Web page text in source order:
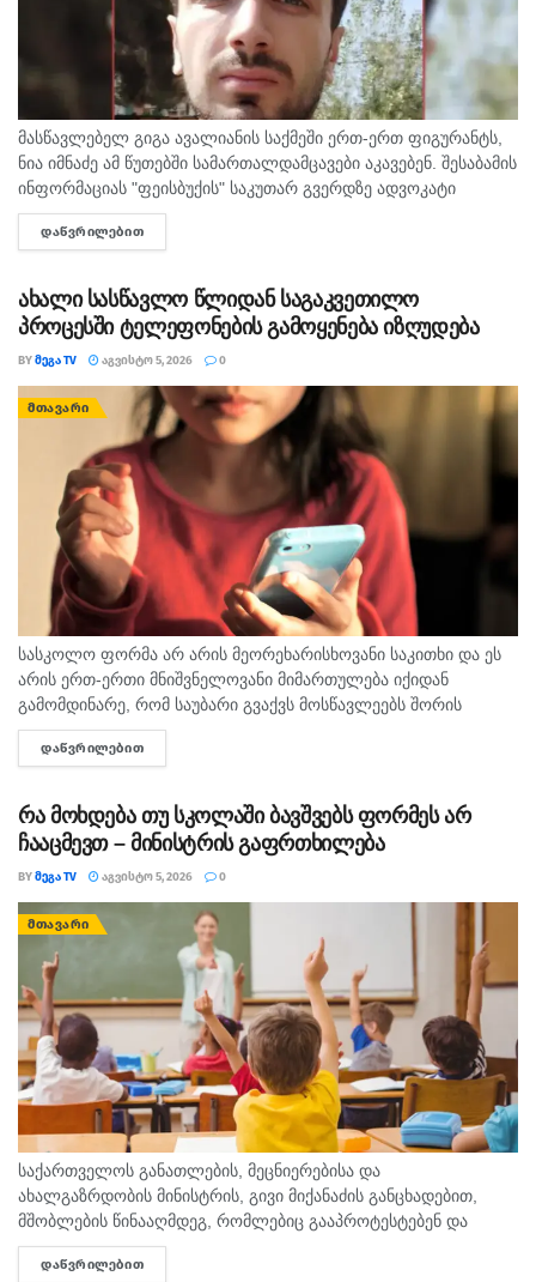
მასწავლებელ გიგა ავალიანის საქმეში ერთ-ერთ ფიგურანტს,
ნია იმნაძე ამ წუთებში სამართალდამცავები აკავებენ. შესაბამის
ინფორმაციას "ფეისბუქის" საკუთარ გვერდზე ადვოკატი
გიორგი ლეკვიშვილი ავრცელებს.
ᲓᲐᲬᲕᲠᲘᲚᲔᲑᲘᲗ
ახალი სასწავლო წლიდან საგაკვეთილო
პროცესში ტელეფონების გამოყენება იზღუდება
BYᲛᲔᲒᲐ TV ᲐᲒᲕᲘᲡᲢᲝ 5, 2026 0
ᲛᲗᲐᲕᲐᲠᲘ
სასკოლო ფორმა არ არის მეორეხარისხოვანი საკითხი და ეს
არის ერთ-ერთი მნიშვნელოვანი მიმართულება იქიდან
გამომდინარე, რომ საუბარი გვაქვს მოსწავლეებს შორის
თანასწორობაზე, უსაფრთხო გარემოს უზრუნველყოფასა და
სწავლის ხარისხის ამაღლების ხელშეწყობაზე, ეს მსოფლიო
ᲓᲐᲬᲕᲠᲘᲚᲔᲑᲘᲗ
რა მოხდება თუ სკოლაში ბავშვებს ფორმეს არ
ჩააცმევთ – მინისტრის გაფრთხილება
BYᲛᲔᲒᲐ TV ᲐᲒᲕᲘᲡᲢᲝ 5, 2026 0
ᲛᲗᲐᲕᲐᲠᲘ
საქართველოს განათლების, მეცნიერებისა და
ახალგაზრდობის მინისტრის, გივი მიქანაძის განცხადებით,
მშობლების წინააღმდეგ, რომლებიც გააპროტესტებენ და
ბავშვებს სასკოლო ფორმას მაინც არ ჩააცმევენ, იქნება
განსაზღვრული, როგორც აღმზრდელობითი, ისე კონკრეტული
ᲓᲐᲬᲕᲠᲘᲚᲔᲑᲘᲗ